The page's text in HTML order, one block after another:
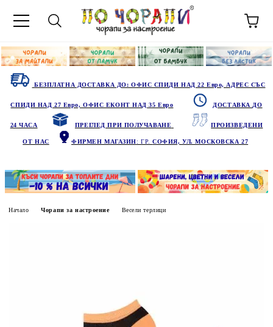
БЕЗПЛАТНА ДОСТАВКА ДО: ОФИС СПИДИ НАД 22 Евро, АДРЕС СЪС
СПИДИ НАД 27 Евро, ОФИС ЕКОНТ НАД 35 Евро ДОСТАВКА ДО
24 ЧАСА ПРЕГЛЕД ПРИ ПОЛУЧАВАНЕ ПРОИЗВЕДЕНИ
ОТ НАС ФИРМЕН МАГАЗИН: ГР.СОФИЯ, УЛ. МОСКОВСКА 27
Начало Чорапи за настроение Весели терлици